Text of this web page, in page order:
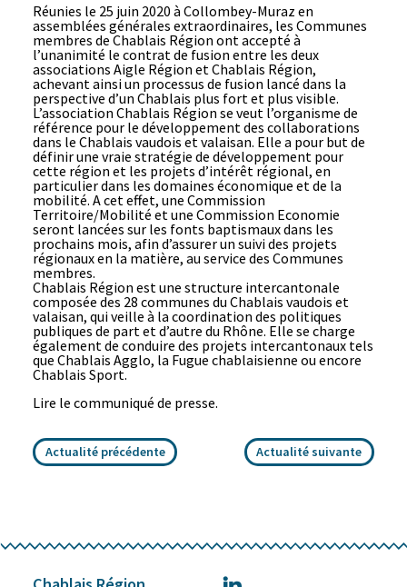
Réunies le 25 juin 2020 à Collombey-Muraz en
assemblées générales extraordinaires, les Communes
membres de Chablais Région ont accepté à
l’unanimité le contrat de fusion entre les deux
associations Aigle Région et Chablais Région,
achevant ainsi un processus de fusion lancé dans la
perspective d’un Chablais plus fort et plus visible.
L’association Chablais Région se veut l’organisme de
référence pour le développement des collaborations
dans le Chablais vaudois et valaisan. Elle a pour but de
définir une vraie stratégie de développement pour
cette région et les projets d’intérêt régional, en
particulier dans les domaines économique et de la
mobilité. A cet effet, une Commission
Territoire/Mobilité et une Commission Economie
seront lancées sur les fonts baptismaux dans les
prochains mois, afin d’assurer un suivi des projets
régionaux en la matière, au service des Communes
membres.
Chablais Région est une structure intercantonale
composée des 28 communes du Chablais vaudois et
valaisan, qui veille à la coordination des politiques
publiques de part et d’autre du Rhône. Elle se charge
également de conduire des projets intercantonaux tels
que Chablais Agglo, la Fugue chablaisienne ou encore
Chablais Sport.
Lire le communiqué de presse.
Actualité précédente Actualité suivante